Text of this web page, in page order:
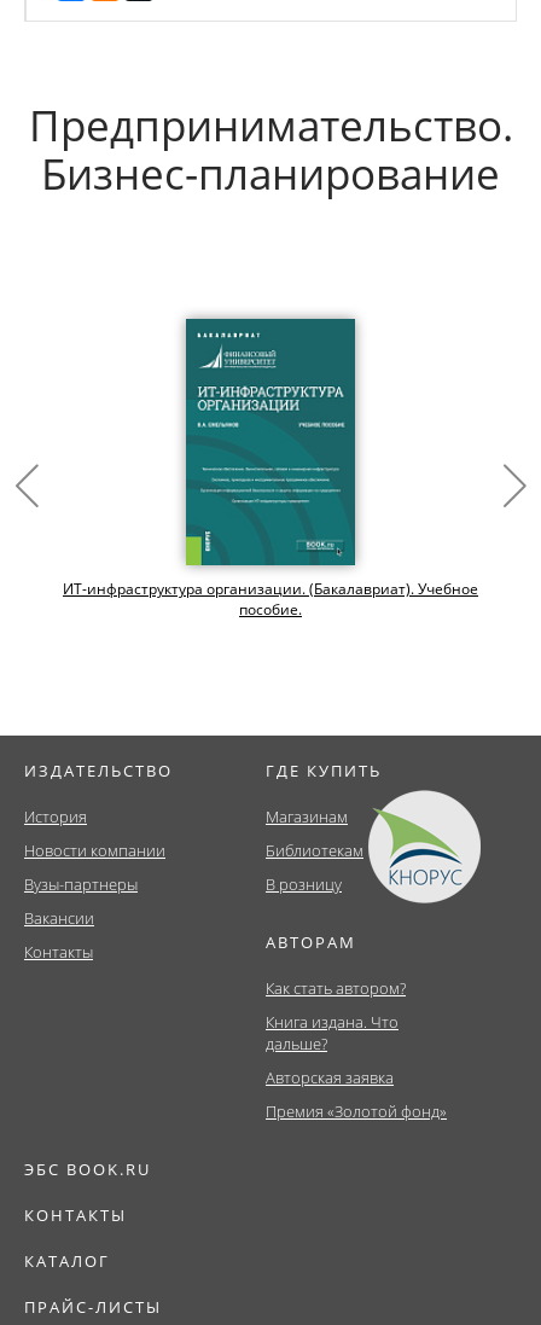
Предпринимательство.
Бизнес-планирование
ИТ-инфраструктура организации. (Бакалавриат). Учебное
пособие.
ИЗДАТЕЛЬСТВО
История
Новости компании
Вузы-партнеры
Вакансии
Контакты
ГДЕ КУПИТЬ
Магазинам
Библиотекам
В розницу
АВТОРАМ
Как стать автором?
Книга издана. Что
дальше?
Авторская заявка
Премия «Золотой фонд»
ЭБС BOOK.RU
КОНТАКТЫ
КАТАЛОГ
ПРАЙС-ЛИСТЫ